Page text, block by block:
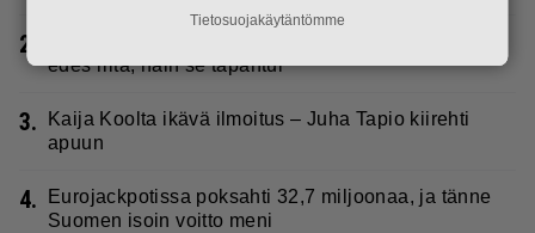
2.
edes riitä, näin se tapahtui
3.
Kaija Koolta ikävä ilmoitus – Juha Tapio kiirehti
apuun
4.
Eurojackpotissa poksahti 32,7 miljoonaa, ja tänne
Suomen isoin voitto meni
Tietosuojakäytäntömme